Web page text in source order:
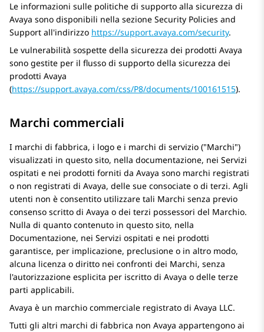
Le informazioni sulle politiche di supporto alla sicurezza di
Avaya sono disponibili nella sezione Security Policies and
Support all'indirizzo https://support.avaya.com/security.
Le vulnerabilità sospette della sicurezza dei prodotti Avaya
sono gestite per il flusso di supporto della sicurezza dei
prodotti Avaya
(https://support.avaya.com/css/P8/documents/100161515).
Marchi commerciali
I marchi di fabbrica, i logo e i marchi di servizio ( Marchi )
visualizzati in questo sito, nella documentazione, nei Servizi
ospitati e nei prodotti forniti da Avaya sono marchi registrati
o non registrati di Avaya, delle sue consociate o di terzi. Agli
utenti non è consentito utilizzare tali Marchi senza previo
consenso scritto di Avaya o dei terzi possessori del Marchio.
Nulla di quanto contenuto in questo sito, nella
Documentazione, nei Servizi ospitati e nei prodotti
garantisce, per implicazione, preclusione o in altro modo,
alcuna licenza o diritto nei confronti dei Marchi, senza
l'autorizzazione esplicita per iscritto di Avaya o delle terze
parti applicabili.
Avaya è un marchio commerciale registrato di Avaya LLC.
Tutti gli altri marchi di fabbrica non Avaya appartengono ai